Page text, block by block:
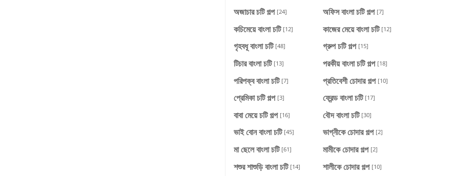
অজাচার চটি গল্প [24] অফিস বাংলা চটি গল্প [7]
কচিমেয়ে বাংলা চটি [12] কাজের মেয়ে বাংলা চটি [12]
গৃহবধূ বাংলা চটি [48] গ্রুপ চটি গল্প [15]
টিচার বাংলা চটি [13] পরকীয় বাংলা চটি গল্প [18]
পরিপক্ব বাংলা চটি [7] প্রতিবেশী চোদার গল্প [10]
প্রেমিকা চটি গল্প [3] ফ্রেন্ড বাংলা চটি [17]
বাবা মেয়ে চটি গল্প [16] বৌদ বাংলা চটি [30]
ভাই বোন বাংলা চটি [45] ভাগ্নীকে চোদার গল্প [2]
মা ছেলে বাংলা চটি [61] মামীকে চোদার গল্প [2]
শশুর শাশুড়ি বাংলা চটি [14] শালীকে চোদার গল্প [10]